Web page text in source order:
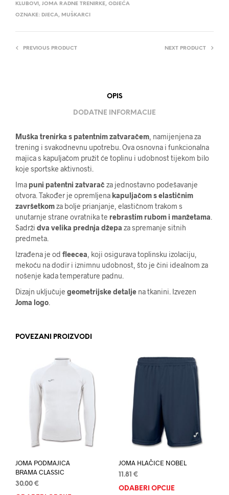
KLUBOVI, JOMA RADNE TRENIRKE, ODJEĆA
OZNAKE: DJECA, MUŠKARCI
PREVIOUS PRODUCT NEXT PRODUCT
OPIS
DODATNE INFORMACIJE
Muška trenirka s patentnim zatvaračem , namijenjena za
trening i svakodnevnu upotrebu. Ova osnovna i funkcionalna
majica s kapuljačom pružit će toplinu i udobnost tijekom bilo
koje sportske aktivnosti.
Ima puni patentni zatvarač za jednostavno podešavanje
otvora. Također je opremljena kapuljačom s elastičnim
završetkomza bolje prianjanje, elastičnom trakom s
unutarnje strane ovratnika te rebrastim rubom i manžetama
Sadrži dva velika prednja džepa za spremanje sitnih
predmeta.
Izrađena je od fleecea , koji osigurava toplinsku izolaciju,
mekoću na dodir i iznimnu udobnost, što je čini idealnom za
nošenje kada temperature padnu.
Dizajn uključuje geometrijske detalje na tkanini. Izvezen
Joma logo
POVEZANI PROIZVODI
JOMA PODMAJICA
BRAMA CLASSIC
30.00 €
JOMA HLAČICE NOBEL
11.81 €
ODABERI OPCIJE